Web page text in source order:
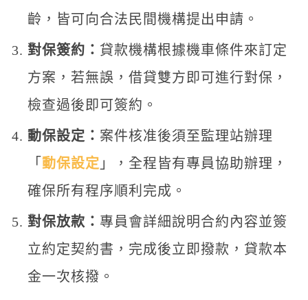
齡，皆可向合法民間機構提出申請。
對保簽約： 貸款機構根據機車條件來訂定
方案，若無誤，借貸雙方即可進行對保，
檢查過後即可簽約。
動保設定： 案件核准後須至監理站辦理
「 動保設定 」，全程皆有專員協助辦理，
確保所有程序順利完成。
對保放款： 專員會詳細說明合約內容並簽
立約定契約書，完成後立即撥款，貸款本
金一次核撥。